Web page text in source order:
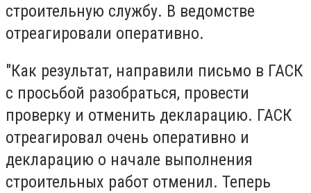
строительную службу. В ведомстве
отреагировали оперативно.
"Как результат, направили письмо в ГАСК
с просьбой разобраться, провести
проверку и отменить декларацию. ГАСК
отреагировал очень оперативно и
декларацию о начале выполнения
строительных работ отменил. Теперь